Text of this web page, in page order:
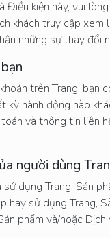
Điều kiện này, vui
khách truy cập
những sự thay đổi
trên Trang, bạn
kỳ hành động nào
và thông tin liên
người dùng
dụng Trang, Sản
hay sử dụng Trang,
phẩm và/hoặc